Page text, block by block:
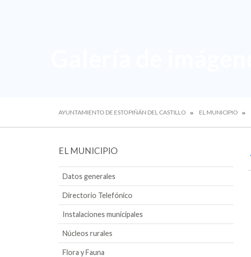
AYUNTAMIENTO DE ESTOPIÑÁN DEL CASTILLO EL MUNICIPIO
EL MUNICIPIO
Datos generales
Directorio Telefónico
Instalaciones municipales
Núcleos rurales
Flora y Fauna